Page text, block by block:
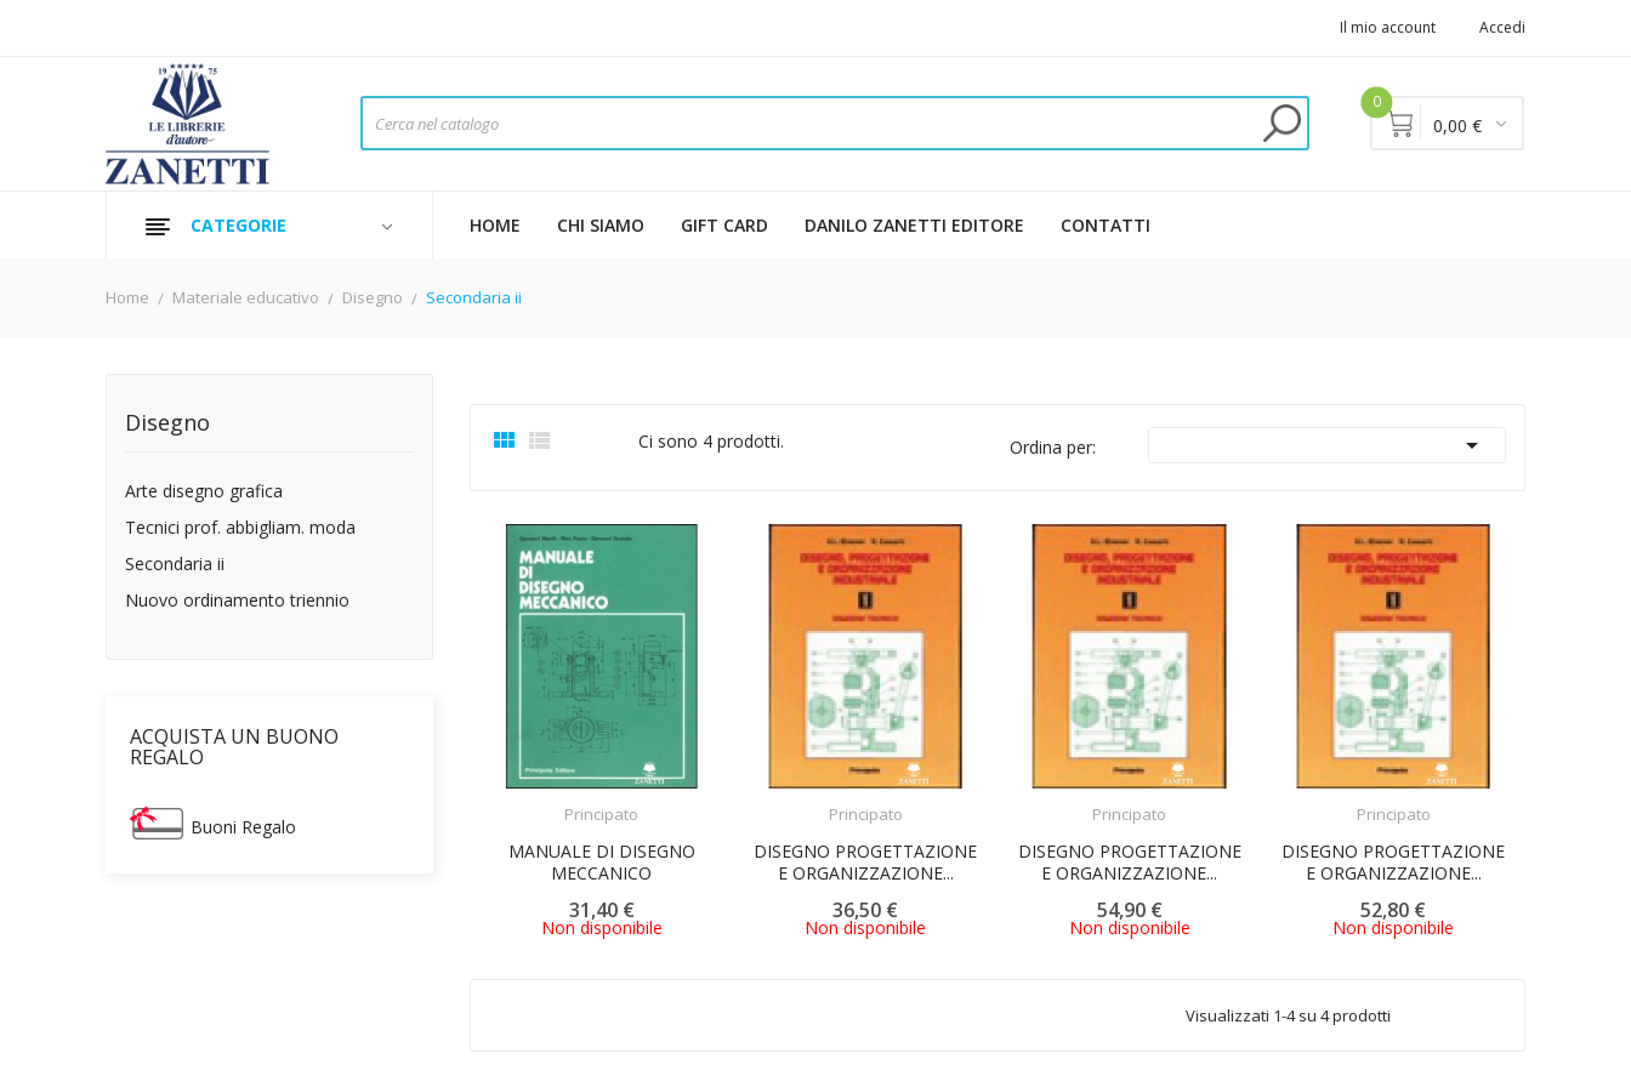
Il mio account Accedi
0
0,00 €
CATEGORIE HOME CHI SIAMO GIFT CARD DANILO ZANETTI EDITORE CONTATTI
Home Materiale educativo Disegno Secondaria ii
Disegno
Arte disegno grafica
Tecnici prof. abbigliam. moda
Secondaria ii
Nuovo ordinamento triennio
ACQUISTA UN BUONO
REGALO
Buoni Regalo
  Ci sono 4 prodotti. Ordina per: 
Principato
MANUALE DI DISEGNO
MECCANICO
31,40 €
Non disponibile
Principato
DISEGNO PROGETTAZIONE
E ORGANIZZAZIONE...
36,50 €
Non disponibile
Principato
DISEGNO PROGETTAZIONE
E ORGANIZZAZIONE...
54,90 €
Non disponibile
Principato
DISEGNO PROGETTAZIONE
E ORGANIZZAZIONE...
52,80 €
Non disponibile
Visualizzati 1-4 su 4 prodotti